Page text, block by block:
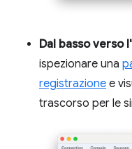
Dal basso verso
ispezionare una
registrazione e
trascorso per le